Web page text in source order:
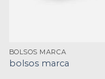
BOLSOS MARCA
bolsos marca